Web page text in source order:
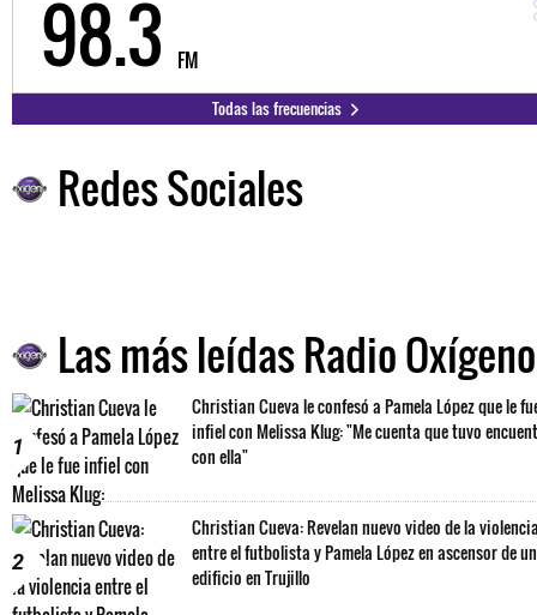
98.3 FM
Todas las frecuencias
Redes Sociales
Las más leídas Radio Oxígeno
1
Christian Cueva le confesó a Pamela López que le
infiel con Melissa Klug: "Me cuenta que tuvo
con ella"
2
Christian Cueva: Revelan nuevo video de la
entre el futbolista y Pamela López en ascensor de un
edificio en Trujillo